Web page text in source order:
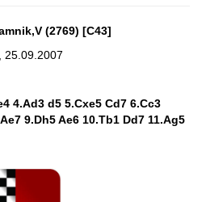
(2769) [C43]
25.09.2007
4.Ad3 d5 5.Cxe5 Cd7 6.Cc3
9.Dh5 Ae6 10.Tb1 Dd7 11.Ag5